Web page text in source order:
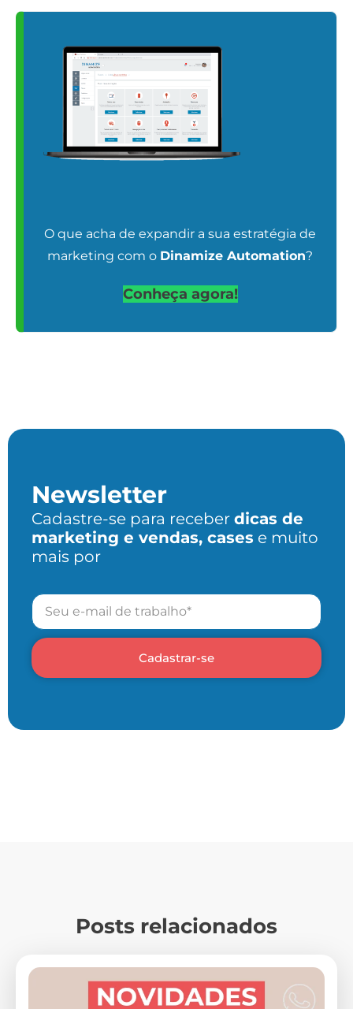
O que acha de expandir a sua estratégia de
marketing com o Dinamize Automation?
Conheça agora!
Newsletter
Cadastre-se para receber dicas de
marketing e vendas, cases e muito
mais por
Cadastrar-se
Posts relacionados